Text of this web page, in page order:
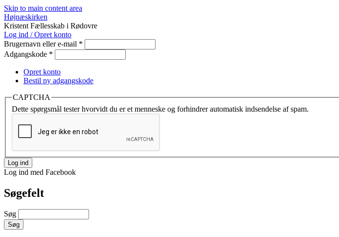
Skip to main content area
Højnæskirken
Kristent Fællesskab i Rødovre
Log ind / Opret konto
Brugernavn eller e-mail *
Adgangskode *
Opret konto
Bestil ny adgangskode
CAPTCHA
Dette spørgsmål tester hvorvidt du er et menneske og forhindrer automatisk indsendelse af spam.
Log ind med Facebook
Søgefelt
Søg